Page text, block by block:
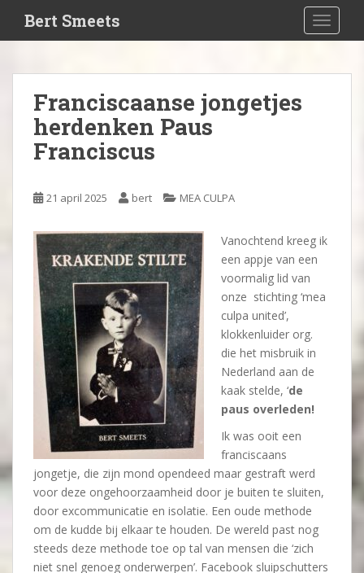
i
Bert Smeets
Franciscaanse jongetjes
herdenken Paus
Franciscus
21 april 2025 bert MEA CULPA
Vanochtend kreeg ik
een appje van een
voormalig lid van
onze stichting ‘mea
culpa united’,
klokkenluider org.
die het misbruik in
Nederland aan de
kaak stelde, ‘de
paus overleden!
Ik was ooit een
franciscaans
jongetje, die zijn mond opendeed maar gestraft werd
voor deze ongehoorzaamheid door je buiten te sluiten,
door excommunicatie en isolatie. Een oude methode
om de kudde bij elkaar te houden. De wereld past nog
steeds deze methode toe op tal van mensen die ‘zich
niet snel genoeg onderwerpen’. Facebook sluipschutters